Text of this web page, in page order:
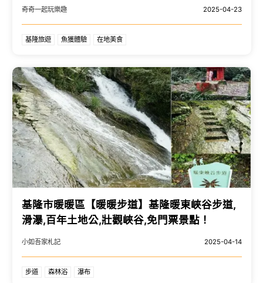
奇奇一起玩樂趣 2025-04-23
基隆旅遊 魚獲體驗 在地美食
基隆市暖暖區【暖暖步道】基隆暖東峽谷步道,
滑瀑,百年土地公,壯觀峽谷,免門票景點！
小如吾家札記 2025-04-14
步道 森林浴 瀑布